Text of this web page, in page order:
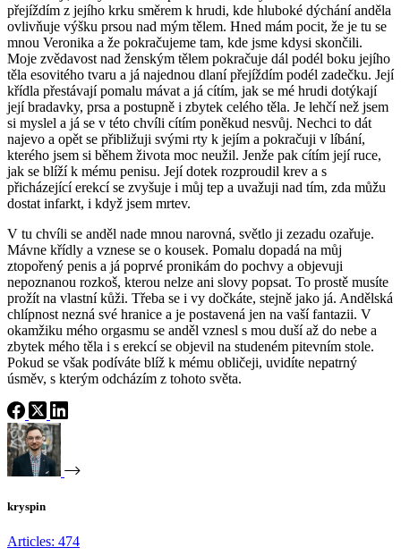
přejíždím z jejího krku směrem k hrudi, kde hluboké dýchání anděla
ovlivňuje výšku prsou nad mým tělem. Hned mám pocit, že je tu se
mnou Veronika a že pokračujeme tam, kde jsme kdysi skončili.
Moje zvědavost nad ženským tělem pokračuje dál podél boku jejího
těla esovitého tvaru a já najednou dlaní přejíždím podél zadečku. Její
křídla přestávají pomalu mávat a já cítím, jak se mé hrudi dotýkají
její bradavky, prsa a postupně i zbytek celého těla. Je lehčí než jsem
si myslel a já se v této chvíli cítím poněkud nesvůj. Nechci to dát
najevo a opět se přibližuji svými rty k jejím a pokračuji v líbání,
kterého jsem si během života moc neužil. Jenže pak cítím její ruce,
jak se blíží k mému penisu. Její dotek rozproudil krev a s
přicházející erekcí se zvyšuje i můj tep a uvažuji nad tím, zda můžu
dostat infarkt, i když jsem mrtev.
V tu chvíli se anděl nade mnou narovná, světlo ji zezadu ozařuje.
Mávne křídly a vznese se o kousek. Pomalu dopadá na můj
ztopořený penis a já poprvé pronikám do pochvy a objevuji
nepoznanou rozkoš, kterou nelze ani slovy popsat. To prostě musíte
prožít na vlastní kůži. Třeba se i vy dočkáte, stejně jako já. Andělská
chlípnost nezná své hranice a je postavená jen na vaší fantazii. V
okamžiku mého orgasmu se anděl vznesl s mou duší až do nebe a
zbytek mého těla i s erekcí se objevil na studeném pitevním stole.
Pokud se však podíváte blíž k mému obličeji, uvidíte nepatrný
úsměv, s kterým odcházím z tohoto světa.
kryspin
Articles: 474